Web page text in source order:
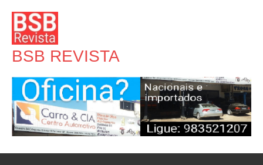
para
conteúdo
BSB REVISTA